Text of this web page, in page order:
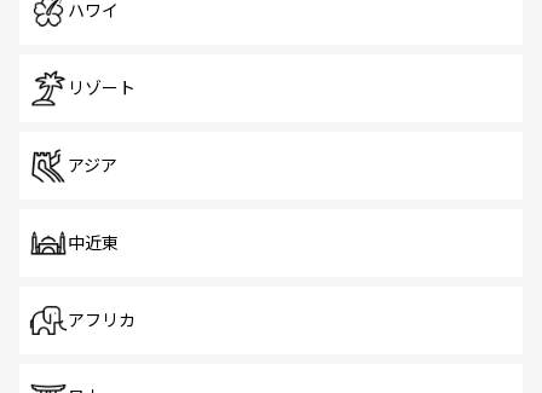
ハワイ
リゾート
アジア
中近東
アフリカ